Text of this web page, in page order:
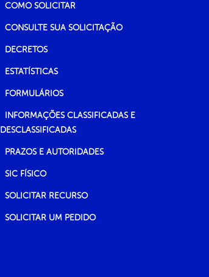
COMO SOLICITAR
CONSULTE SUA SOLICITAÇÃO
DECRETOS
ESTATÍSTICAS
FORMULÁRIOS
INFORMAÇÕES CLASSIFICADAS E
DESCLASSIFICADAS
PRAZOS E AUTORIDADES
SIC FÍSICO
SOLICITAR RECURSO
SOLICITAR UM PEDIDO